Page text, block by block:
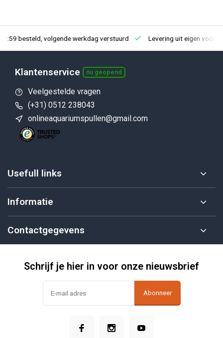
besteld, volgende werkdag verstuurd Levering uit eigen
Klantenservice nu geopend
Veelgestelde vragen
(+31) 0512 238043
onlineaquariumspullen@gmail.com
Usefull links
Informatie
Contactgegevens
Schrijf je hier in voor onze nieuwsbrief
Abonneer